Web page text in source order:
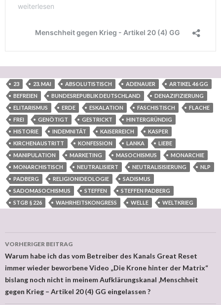
23 23. MAI ABSOLUTISTISCH ADENAUER
ARTIKEL 46 GG
BEFREIEN
BUNDESREPUBLIK DEUTSCHLAND
DENAZIFIZIERUNG
ELITARISMUS
ERDE ESKALATION FASCHISTISCH
FLACHE
FREI
GENÖTIGT GESTRICKT
HINTERGRÜNDIG
HISTORIE
INDEMNITÄT KAISERREICH
KASPER
KIRCHENAUSTRITT
KONFESSION LANKA
LIEBE
MANIPULATION
MARKETING MASOCHISMUS
MONARCHIE
MONARCHISTISCH
NEUTRALISIERT NEUTRALISISIERUNG
NLP
PADBERG
RELIGIONIDEOLOGIE
SADISMUS
SADOMASOCHISMUS
STEFFEN
STEFFEN PADBERG
STGB § 226
WAHRHEITSKONGRESS WELLE WELTKRIEG
Beitragsnavigation
VORHERIGER BEITRAG
Warum habe ich das vom Betreiber des Kanals Great Reset
immer wieder beworbene Video „Die Krone hinter der Matrix“
bislang noch nicht in meinem Aufklärungskanal ‚Menschheit
gegen Krieg – Artikel 20 (4) GG eingelassen ?